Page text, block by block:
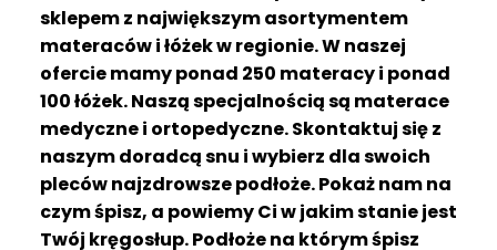
sklepem z największym asortymentem
materaców i łóżek w regionie. W naszej
ofercie mamy ponad 250 materacy i ponad
100 łóżek. Naszą specjalnością są materace
medyczne i ortopedyczne. Skontaktuj się z
naszym doradcą snu i wybierz dla swoich
pleców najzdrowsze podłoże. Pokaż nam na
czym śpisz, a powiemy Ci w jakim stanie jest
Twój kręgosłup. Podłoże na którym śpisz